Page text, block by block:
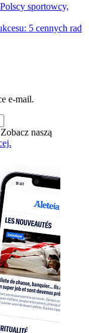
sportowcy,
5 cennych rad
e-mail.
naszą